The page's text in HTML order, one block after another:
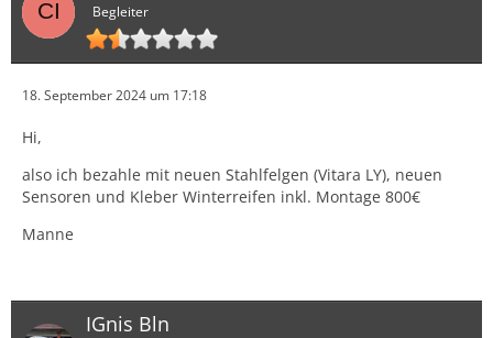
Begleiter
18. September 2024 um 17:18
Hi,
also ich bezahle mit neuen Stahlfelgen (Vitara LY), neuen
Sensoren und Kleber Winterreifen inkl. Montage 800€
Manne
IGnis Bln